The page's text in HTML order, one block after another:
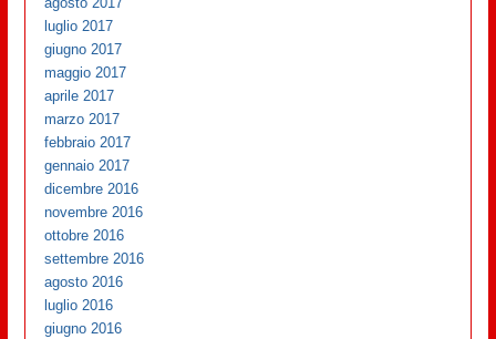
luglio 2017
giugno 2017
maggio 2017
aprile 2017
marzo 2017
febbraio 2017
gennaio 2017
dicembre 2016
novembre 2016
ottobre 2016
settembre 2016
agosto 2016
luglio 2016
giugno 2016